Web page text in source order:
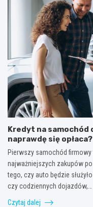
Kredyt na samochód
naprawdę się opłaca?
Pierwszy samochód
najważniejszych zakupów
tego, czy auto będzie
czy codziennych dojazdów,…
Czytaj dalej